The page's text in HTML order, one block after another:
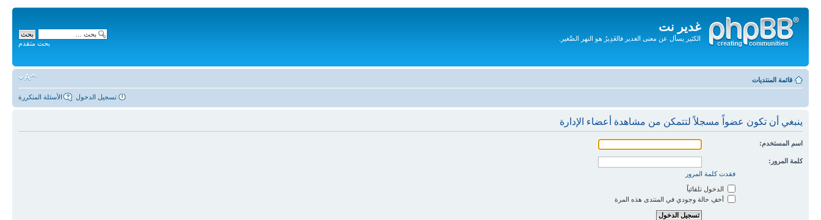
غدير نت
الكثير يسأل عن معنى الغدير فالغَدِيرُ هو النهر الصَّغير.
المحتويات
بحث متقدم
قائمة المنتديات
الأسئلة المتكررة تسجيل الدخول
ينبغي أن تكون عضواً مسجلاً لتتمكن من مشاهدة أعضاء الإدارة
اسم المستخدم:
كلمة المرور:
فقدت كلمة المرور
الدخول تلقائياً
أخفِ حالة وجودي في المنتدى هذه المرة